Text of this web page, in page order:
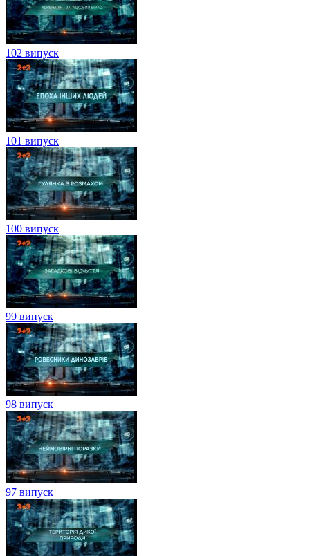
102 випуск
101 випуск
100 випуск
99 випуск
98 випуск
97 випуск